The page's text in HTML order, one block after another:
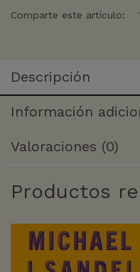
Comparte este artículo:
Descripción
Información
Valoraciones (0)
Productos